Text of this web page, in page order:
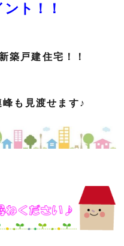
ト！！
築戸建住宅！！
も見渡せます♪